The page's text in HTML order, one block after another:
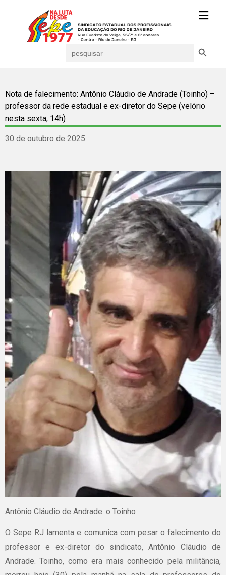
for:
Nota de falecimento: Antônio Cláudio de Andrade (Toinho) –
professor da rede estadual e ex-diretor do Sepe (velório
nesta sexta, 14h)
30 de outubro de 2025
Antônio Cláudio de Andrade. o Toinho
O Sepe RJ lamenta e comunica com pesar o falecimento do
professor e ex-diretor do sindicato, Antônio Cláudio de
Andrade. Toinho, como era mais conhecido pela militância,